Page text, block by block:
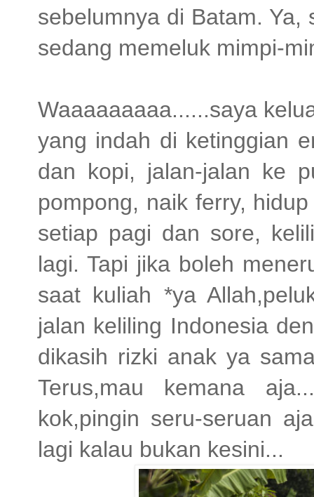
sebelumnya di Batam.
sedang memeluk mimpi-
Waaaaaaaaa......saya
yang indah di ketinggian
dan kopi, jalan-jalan ke
pompong, naik ferry,
setiap pagi dan sore,
lagi. Tapi jika boleh
saat kuliah *ya
jalan keliling Indonesia
dikasih rizki anak ya
Terus,mau kemana
kok,pingin seru-seruan
lagi kalau bukan kesini...